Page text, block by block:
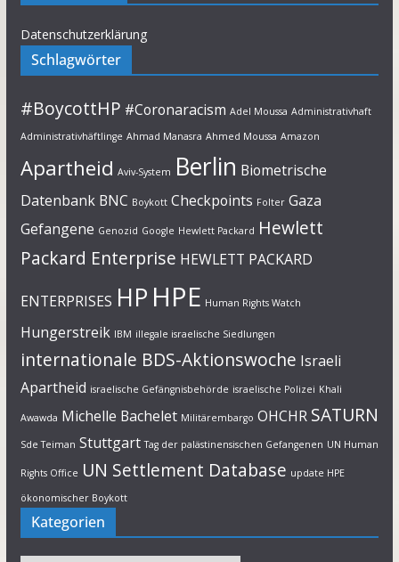
Datenschutzerklärung
Schlagwörter
#BoycottHP #Coronaracism Adel Moussa Administrativhaft
Administrativhäftlinge Ahmad Manasra Ahmed Moussa Amazon
Apartheid Aviv-System Berlin Biometrische
Datenbank BNC Boykott Checkpoints Folter Gaza
Gefangene Genozid Google Hewlett Packard Hewlett
Packard Enterprise HEWLETT PACKARD
ENTERPRISES HP HPE Human Rights Watch
Hungerstreik IBM illegale israelische Siedlungen
internationale BDS-Aktionswoche Israeli
Apartheid israelische Gefängnisbehörde israelische Polizei Khali
Awawda Michelle Bachelet Militärembargo OHCHR SATURN
Sde Teiman Stuttgart Tag der palästinensischen Gefangenen UN Human
Rights Office UN Settlement Database update HPE
ökonomischer Boykott
Kategorien